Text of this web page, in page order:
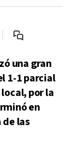
una gran
1-1 parcial
por la
en
de las